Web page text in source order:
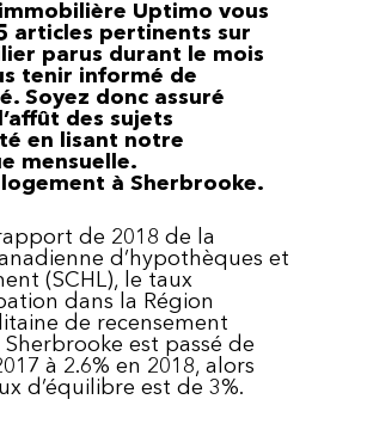
Uptimo vous
articles pertinents sur
parus durant le mois
tenir informé de
Soyez donc assuré
des sujets
en lisant notre
mensuelle.
logement à Sherbrooke.
de 2018 de la
d’hypothèques et
(SCHL), le taux
dans la Région
de recensement
Sherbrooke est passé de
à 2.6% en 2018, alors
d’équilibre est de 3%.